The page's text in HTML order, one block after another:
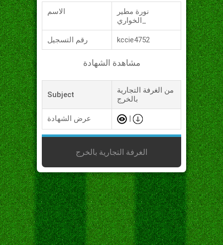
الاسم
نورة مطير
رقم التسجيل kccie4752
مشاهدة الشهادة
Subject
من الغرفة التجارية
بالخرج
عرض الشهادة
الغرفة التجارية بالخرج